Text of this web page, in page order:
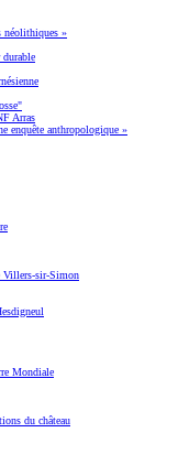
néolithiques »
Arras
enquête anthropologique »
Villers-sir-Simon
Mondiale
du château